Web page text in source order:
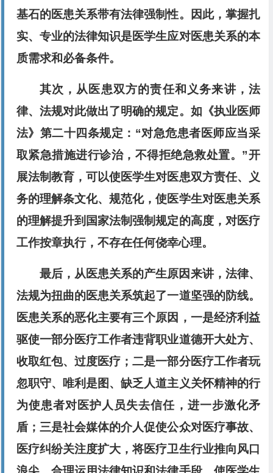
基石的医患关系带有法律强制性。因此，掌握扎
实、专业的法律知识是医学生应对医患关系的本
质需求和必备条件。
其次，从医患双方的责任和义务来讲，法
律、法规对此做出了明确的规定。如《执业医师
法》第二十四条规定：“对急危患者医师应当采
取紧急措施进行诊治，不得拒绝急救处置。”开
展法制教育，可以使医学生对医患双方责任、义
务的理解条文化、规范化，使医学生对医患关系
的理解提升到国家法制强制规定的高度，对医疗
工作按章执行，不存在任何侥幸心理。
最后，从医患关系的产生原因来讲，法律、
法规为扭曲的医患关系筑起了一道坚强的防线。
医患关系的恶化主要有三个原因，一是经济利益
驱使一部分医疗工作者违背职业道德开大处方、
收取红包、过度医疗；二是一部分医疗工作者玩
忽职守、唯利是图、缺乏人道主义关怀精神的行
为使患者对医护人员失去信任，进一步激化矛
盾；三是社会媒体的介人促使公众对医疗事故、
医疗纠纷关注度扩大，将医疗卫生行业推向风口